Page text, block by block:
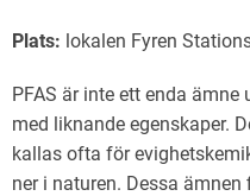
Plats: lokalen Fyren
PFAS är inte ett enda
med liknande egenskaper.
kallas ofta för
ner i naturen. Dessa